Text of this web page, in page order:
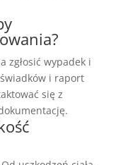
zgłosić wypadek i
i raport
się z